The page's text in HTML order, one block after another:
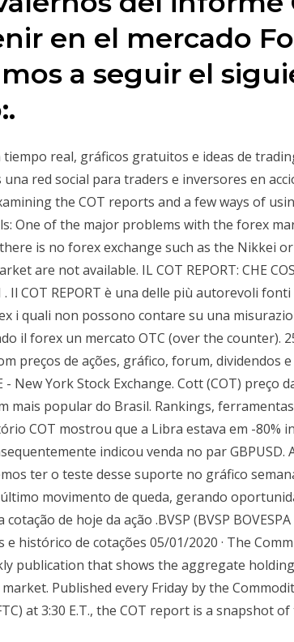
en el mercado
a seguir el
tiempo real, gráficos gratuitos e ideas de
una red social para traders e inversores en
the COT reports and a few ways of
One of the major problems with the forex
is no forex exchange such as the Nikkei
are not available. IL COT REPORT: CHE
. Il COT REPORT è una delle più autorevoli
i quali non possono contare su una
il forex un mercato OTC (over the counter).
preços de ações, gráfico, forum, dividendos
- New York Stock Exchange. Cott (COT) preço
mais popular do Brasil. Rankings,
COT mostrou que a Libra estava em -80%
indicou venda no par GBPUSD.
ter o teste desse suporte no gráfico
movimento de queda, gerando
cotação de hoje da ação .BVSP (BVSP
e histórico de cotações 05/01/2020 · The
publication that shows the aggregate
Published every Friday by the
at 3:30 E.T., the COT report is a snapshot